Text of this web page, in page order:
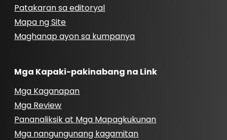
Patakaran sa editoryal
Mapa ng Site
Maghanap ayon sa kumpanya
Mga Kapaki-pakinabang na Link
Mga Kaganapan
Mga Review
Pananaliksik at Mga Mapagkukunan
Mga nangungunang kagamitan